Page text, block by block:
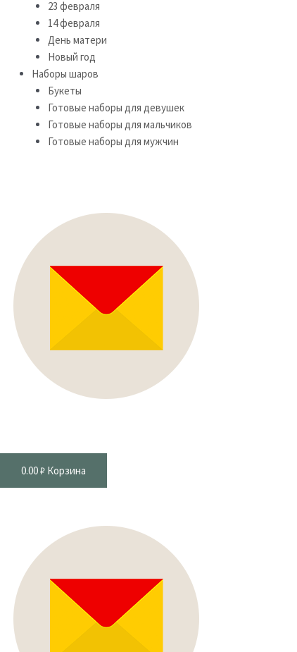
23 февраля
14 февраля
День матери
Новый год
Наборы шаров
Букеты
Готовые наборы для девушек
Готовые наборы для мальчиков
Готовые наборы для мужчин
0.00₽ Корзина